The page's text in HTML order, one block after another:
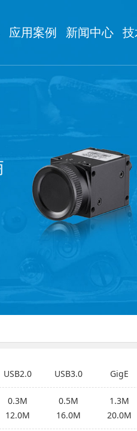
应用案例 新闻中心
USB2.0 USB3.0 GigE
0.3M 0.5M 1.3M
12.0M 16.0M 20.0M